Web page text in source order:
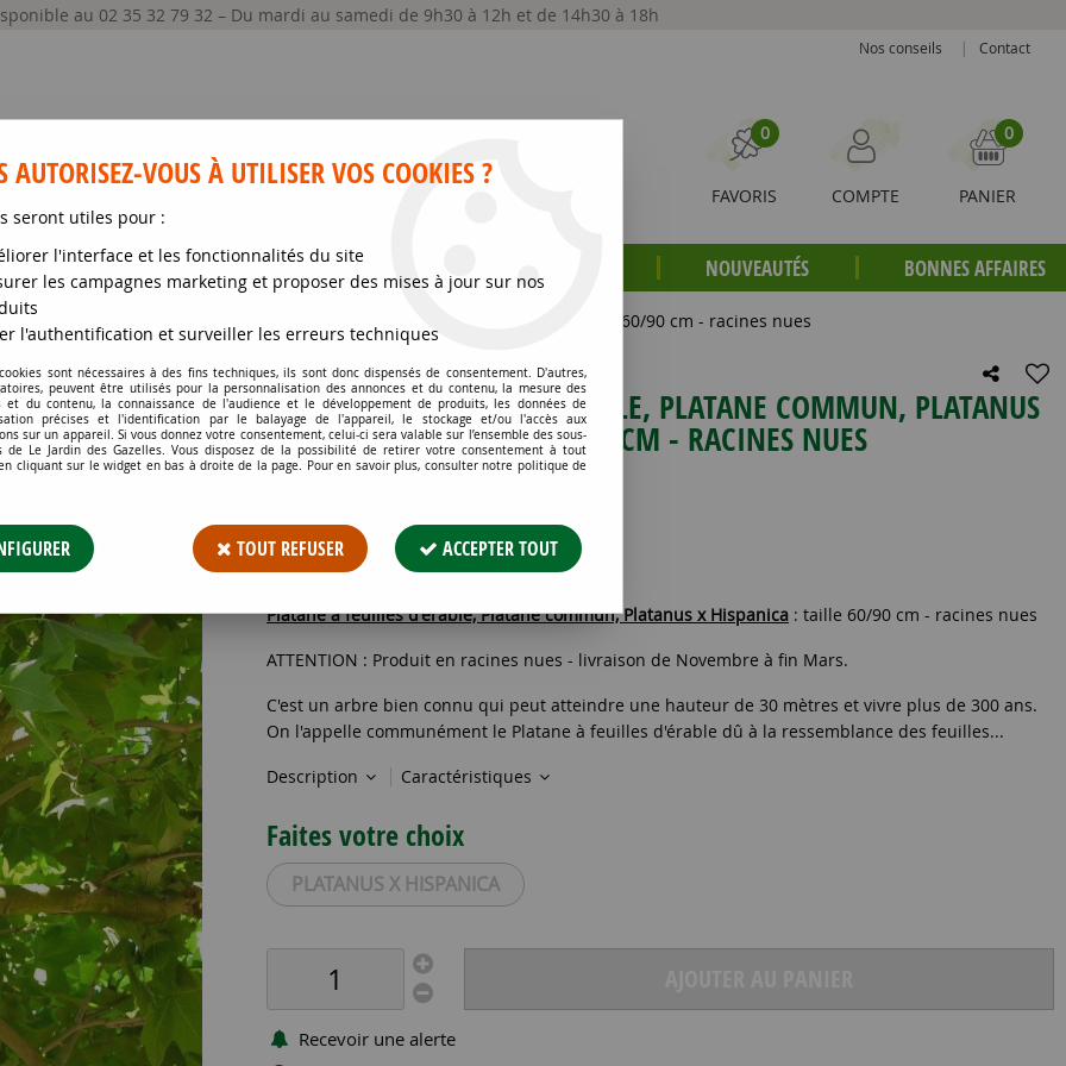
au 02 35 32 79 32 – Du mardi au samedi de 9h30 à 12h et de 14h30 à 18h
Nos conseils | Contact
0
FAVORIS COMPTE
0
PANIER
GRAINES ET SEMENCES MATÉRIELS NOUVEAUTÉS BONNES AFFAIRES
> Platane à feuilles d'érable, Platane commun, Platanus x Hispanica : taille 60/90 cm - racines nues
PLATANE À FEUILLES D'ÉRABLE, PLATANE COMMUN, PLATANUS
X HISPANICA : TAILLE 60/90 CM - RACINES NUES
Soyez le premier à donner votre avis !
3,49€ TTC
Platane à feuilles d'érable, Platane commun, Platanus x Hispanica : taille 60/90 cm - racines nues
ATTENTION : Produit en racines nues - livraison de Novembre à fin Mars.
C'est un arbre bien connu qui peut atteindre une hauteur de 30 mètres et vivre plus de 300 ans.
On l'appelle communément le Platane à feuilles d'érable dû à la ressemblance des feuilles...
Description
Caractéristiques
Faites votre choix
PLATANUS X HISPANICA
Recevoir une alerte
AUTORISEZ-VOUS À UTILISER VOS COOKIES ?
seront utiles pour :
l'interface et les fonctionnalités du site
les campagnes marketing et proposer des mises à jour sur nos
l'authentification et surveiller les erreurs techniques
sont nécessaires à des fins techniques, ils sont donc dispensés de consentement. D'autres,
peuvent être utilisés pour la personnalisation des annonces et du contenu, la mesure des
et du contenu, la connaissance de l'audience et le développement de produits, les données de
précises et l'identification par le balayage de l'appareil, le stockage et/ou l'accès aux
sur un appareil. Si vous donnez votre consentement, celui-ci sera valable sur l’ensemble des sous-
de Le Jardin des Gazelles. Vous disposez de la possibilité de retirer votre consentement à tout
cliquant sur le widget en bas à droite de la page. Pour en savoir plus, consulter notre politique de
TOUT REFUSER ACCEPTER TOUT